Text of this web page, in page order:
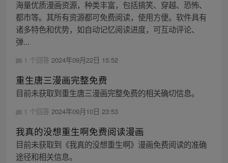
海量优质漫画资源，种类丰富，包括搞笑、穿越、恐怖、
都市等。其所有资源都可免费阅读，使用方便。软件具有
诸多特色和优势，如自动记忆阅读进度，可互动评论、
弹...
1 个回答 2024年09月22日 15:52
重生唐三漫画完整免费
目前未获取到重生唐三漫画完整免费的相关确切信息。
1 个回答 2024年09月10日 23:53
我真的没想重生啊免费阅读漫画
目前未获取到《我真的没想重生啊》漫画免费阅读的准确
途径和相关信息。